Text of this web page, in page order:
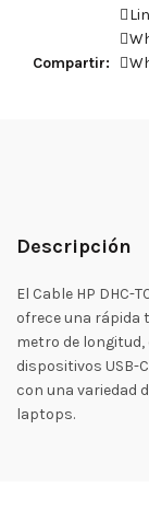
Compartir
Descripción
El Cable HP DHC-
ofrece una rápida
metro de
dispositivos USB-
con una variedad
laptops.